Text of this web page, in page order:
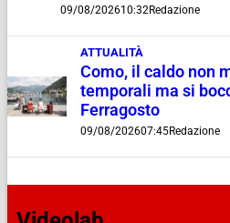
09/08/202610:32Redazione
ATTUALITÀ
Como, il caldo non
temporali ma si
Ferragosto
09/08/202607:45Redazione